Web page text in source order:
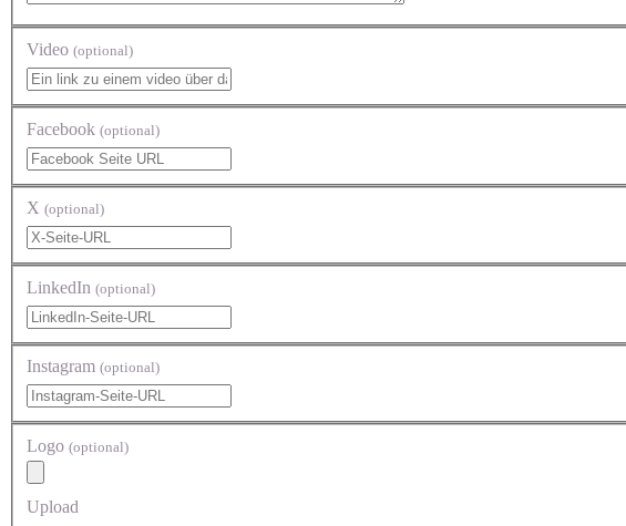
Video (optional)
Facebook (optional)
X (optional)
LinkedIn (optional)
Instagram (optional)
Logo (optional)
Upload